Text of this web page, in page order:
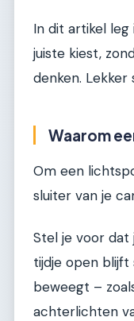
In dit artikel leg
juiste kiest,
denken.
Waarom
Om een
sluiter van je
Stel je voor dat
tijdje open blijft
beweegt –
achterlichten